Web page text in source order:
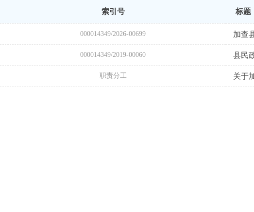
索引号 标题
000014349/2026-00699 加查
000014349/2019-00060
职责分工 关于